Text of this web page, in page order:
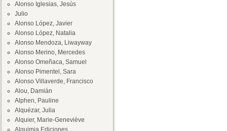
Alonso Iglesias, Jesús
Julio
Alonso López, Javier
Alonso López, Natalia
Alonso Mendoza, Liwayway
Alonso Merino, Mercedes
Alonso Omeñaca, Samuel
Alonso Pimentel, Sara
Alonso Villaverde, Francisco
Alou, Damián
Alphen, Pauline
Alquézar, Julia
Alquier, Marie-Geneviève
Alquimia Ediciones